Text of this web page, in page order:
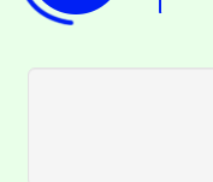
半價
大園
份教
大溪
份教
淨零